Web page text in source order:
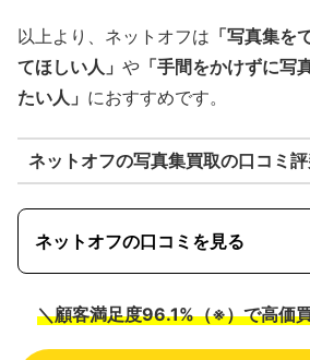
以上より、ネットオフは 「写真集を
てほしい人」 や 「手間をかけずに写
たい人」 におすすめです。
ネットオフの写真集買取の口コミ評
ネットオフの口コミを見る
＼顧客満足度96.1%（※）で高価